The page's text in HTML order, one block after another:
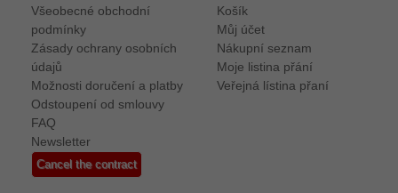
Všeobecné obchodní
podmínky
Zásady ochrany osobních
údajů
Možnosti doručení a platby
Odstoupení od smlouvy
FAQ
Newsletter
Cancel the contract
Košík
Můj účet
Nákupní seznam
Moje listina přání
Veřejná lístina přaní